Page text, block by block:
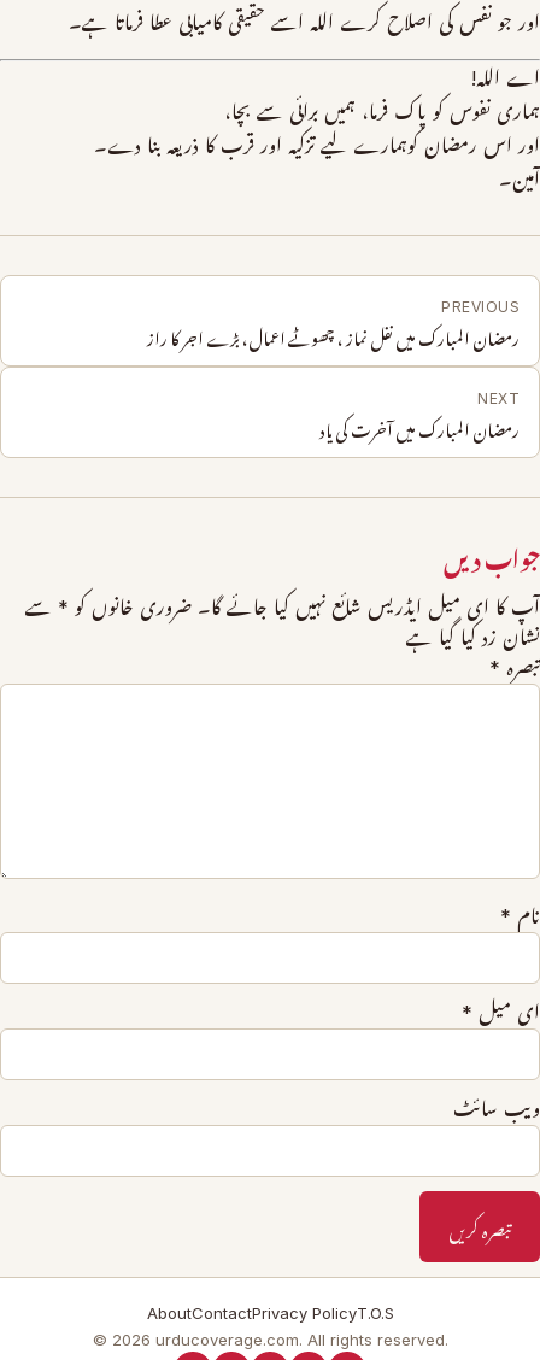
اور جو نفس کی اصلاح کرے اللہ اسے حقیقی کامیابی عطا فرماتا ہے۔
اے اللہ!
ہماری نفوس کو پاک فرما، ہمیں برائی سے بچا،
اور اس رمضان کوہمارے لیے تزکیہ اور قرب کا ذریعہ بنا دے۔
آمین۔
PREVIOUS
رمضان المبارک میں نفل نماز ، چھوٹے اعمال، بڑے اجر کا راز
NEXT
رمضان المبارک میں آخرت کی یاد
جواب دیں
آپ کا ای میل ایڈریس شائع نہیں کیا جائے گا۔ ضروری خانوں کو * سے
نشان زد کیا گیا ہے
تبصرہ *
نام *
ای میل *
ویب‌ سائٹ
AboutContactPrivacy PolicyT.O.S
© 2026 urducoverage.com. All rights reserved.